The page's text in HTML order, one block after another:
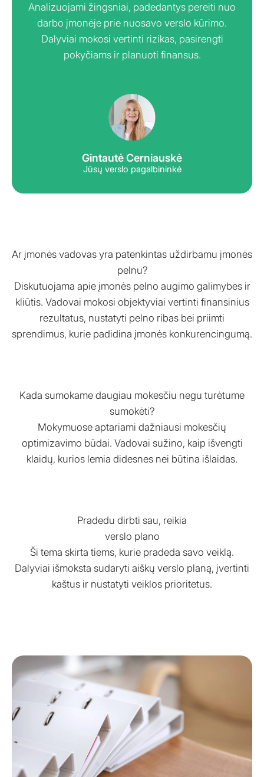
Analizuojami žingsniai, padedantys pereiti nuo
darbo įmonėje prie nuosavo verslo kūrimo.
Dalyviai mokosi vertinti rizikas, pasirengti
pokyčiams ir planuoti finansus.
Gintautė Černiauskė
Jūsų verslo pagalbininkė
Ar įmonės vadovas yra patenkintas uždirbamu įmonės
pelnu?
Diskutuojama apie įmonės pelno augimo galimybes ir
kliūtis. Vadovai mokosi objektyviai vertinti finansinius
rezultatus, nustatyti pelno ribas bei priimti
sprendimus, kurie padidina įmonės konkurencingumą.
Kada sumokame daugiau mokesčiu negu turėtume
sumokėti?
Mokymuose aptariami dažniausi mokesčių
optimizavimo būdai. Vadovai sužino, kaip išvengti
klaidų, kurios lemia didesnes nei būtina išlaidas.
Pradedu dirbti sau, reikia
verslo plano
Ši tema skirta tiems, kurie pradeda savo veiklą.
Dalyviai išmoksta sudaryti aiškų verslo planą, įvertinti
kaštus ir nustatyti veiklos prioritetus.